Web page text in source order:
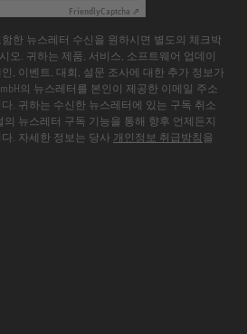
FriendlyCaptcha ⇗
한 뉴스레터 수신을 원하시면 별도의 체크박
오. 귀하는 제품, 서비스, 소프트웨어 업데이
, 이벤트, 대회, 설문 조사에 대한 추가 정보가
의 뉴스레터를 본인이 제공한 이메일 주소
. 귀하는 수신한 뉴스레터에 있는 구독 취소
뉴스레터 구독 기능을 통해 향후 언제든지
. 자세한 정보는 당사 개인정보 취급방침 을